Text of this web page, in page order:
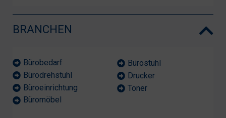
BRANCHEN
Bürobedarf
Bürodrehstuhl
Büroeinrichtung
Büromöbel
Bürostuhl
Drucker
Toner